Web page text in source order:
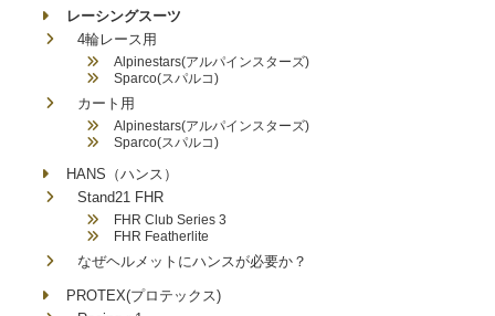
レーシングスーツ
4輪レース用
Alpinestars(アルパインスターズ)
Sparco(スパルコ)
カート用
Alpinestars(アルパインスターズ)
Sparco(スパルコ)
HANS（ハンス）
Stand21 FHR
FHR Club Series 3
FHR Featherlite
なぜヘルメットにハンスが必要か？
PROTEX(プロテックス)